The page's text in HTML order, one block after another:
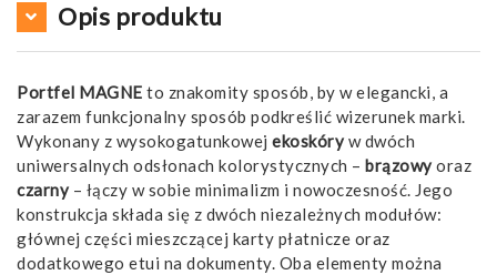
Opis produktu
Portfel MAGNE to znakomity sposób, by w elegancki, a
zarazem funkcjonalny sposób podkreślić wizerunek marki.
Wykonany z wysokogatunkowej ekoskóryw dwóch
uniwersalnych odsłonach kolorystycznych – brązowyoraz
czarny– łączy w sobie minimalizm i nowoczesność. Jego
konstrukcja składa się z dwóch niezależnych modułów:
głównej części mieszczącej karty płatnicze oraz
dodatkowego etui na dokumenty. Oba elementy można